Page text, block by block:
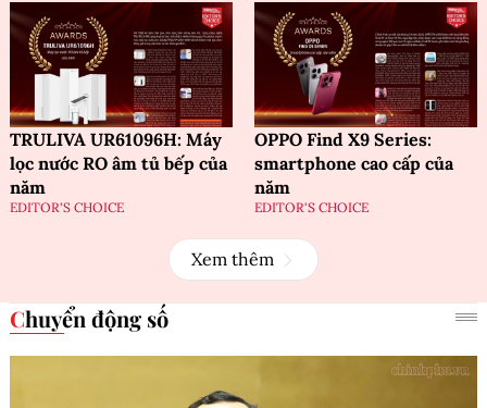
TRULIVA UR61096H: Máy
lọc nước RO âm tủ bếp của
năm
EDITOR'S CHOICE
OPPO Find X9 Series:
smartphone cao cấp của
năm
EDITOR'S CHOICE
Xem thêm
Chuyển động số